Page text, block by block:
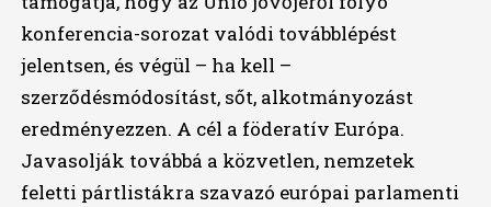
konferencia-sorozat valódi továbblépést
jelentsen, és végül – ha kell –
szerződésmódosítást, sőt, alkotmányozást
eredményezzen. A cél a föderatív Európa.
Javasolják továbbá a közvetlen, nemzetek
feletti pártlistákra szavazó európai parlamenti